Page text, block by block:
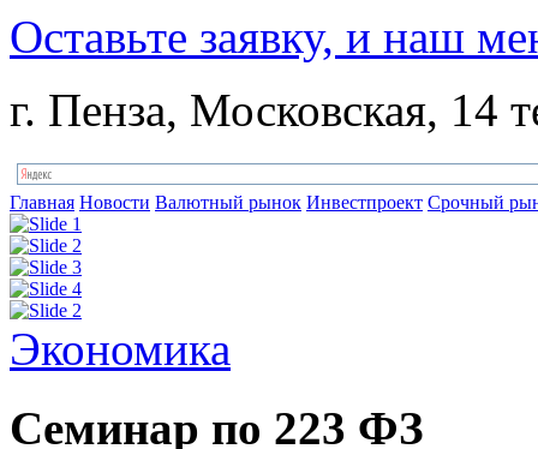
Оставьте заявку, и наш
г. Пенза, Московская, 14
Главная Новости Валютный рынок Инвестпроект Срочный
Экономика
Семинар по 223 ФЗ